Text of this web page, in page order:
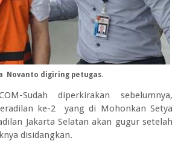
Novanto digiring petugas.
Sudah diperkirakan sebelumnya,
ke-2 yang di Mohonkan Setya
Jakarta Selatan akan gugur setelah
disidangkan.